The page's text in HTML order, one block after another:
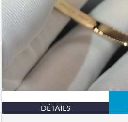
DÉTAILS